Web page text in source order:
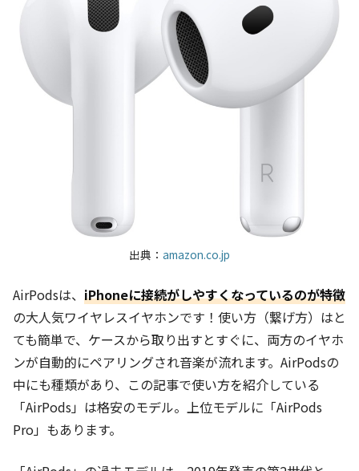
出典： amazon.co.jp
AirPodsは、 iPhoneに接続がしやすくなっているのが特徴
の大人気ワイヤレスイヤホンです！使い方（繋げ方）はと
ても簡単で、ケースから取り出すとすぐに、両方のイヤホ
ンが自動的にペアリングされ音楽が流れます。AirPodsの
中にも種類があり、この記事で使い方を紹介している
「AirPods」は格安のモデル。上位モデルに「AirPods
Pro」もあります。